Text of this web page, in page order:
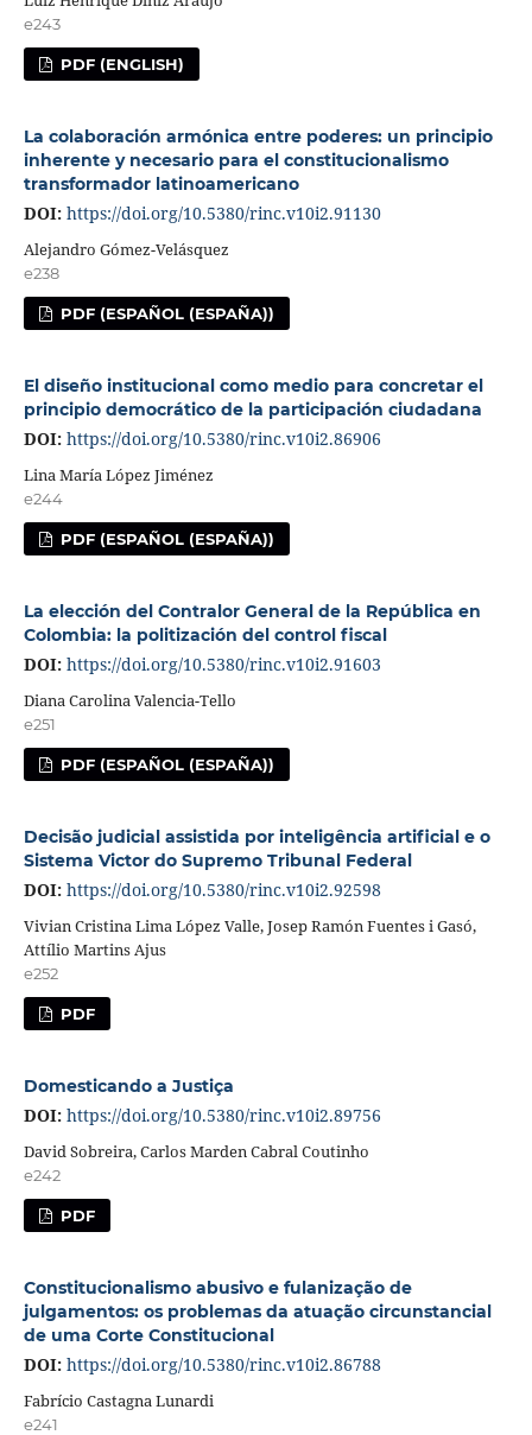
e243
PDF (ENGLISH)
La colaboración armónica entre poderes: un principio
inherente y necesario para el constitucionalismo
transformador latinoamericano
DOI: https://doi.org/10.5380/rinc.v10i2.91130
Alejandro Gómez-Velásquez
e238
PDF (ESPAÑOL (ESPAÑA))
El diseño institucional como medio para concretar el
principio democrático de la participación ciudadana
DOI: https://doi.org/10.5380/rinc.v10i2.86906
Lina María López Jiménez
e244
PDF (ESPAÑOL (ESPAÑA))
La elección del Contralor General de la República en
Colombia: la politización del control fiscal
DOI: https://doi.org/10.5380/rinc.v10i2.91603
Diana Carolina Valencia-Tello
e251
PDF (ESPAÑOL (ESPAÑA))
Decisão judicial assistida por inteligência artificial e o
Sistema Victor do Supremo Tribunal Federal
DOI: https://doi.org/10.5380/rinc.v10i2.92598
Vivian Cristina Lima López Valle, Josep Ramón Fuentes i Gasó,
Attílio Martins Ajus
e252
PDF
Domesticando a Justiça
DOI: https://doi.org/10.5380/rinc.v10i2.89756
David Sobreira, Carlos Marden Cabral Coutinho
e242
PDF
Constitucionalismo abusivo e fulanização de
julgamentos: os problemas da atuação circunstancial
de uma Corte Constitucional
DOI: https://doi.org/10.5380/rinc.v10i2.86788
Fabrício Castagna Lunardi
e241